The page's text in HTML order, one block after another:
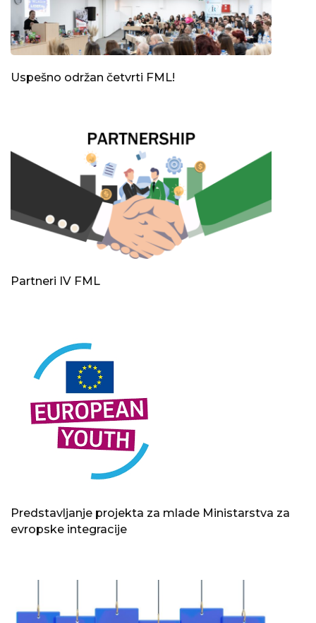
Uspešno održan četvrti FML!
Partneri IV FML
Predstavljanje projekta za mlade Ministarstva za
evropske integracije